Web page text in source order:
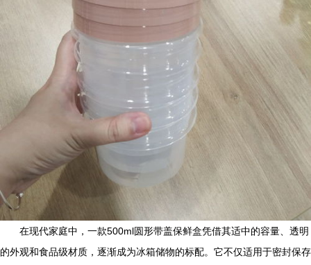
在现代家庭中，一款500ml圆形带盖保鲜盒凭借其适中的容量、透明
的外观和食品级材质，逐渐成为冰箱储物的标配。它不仅适用于密封保存